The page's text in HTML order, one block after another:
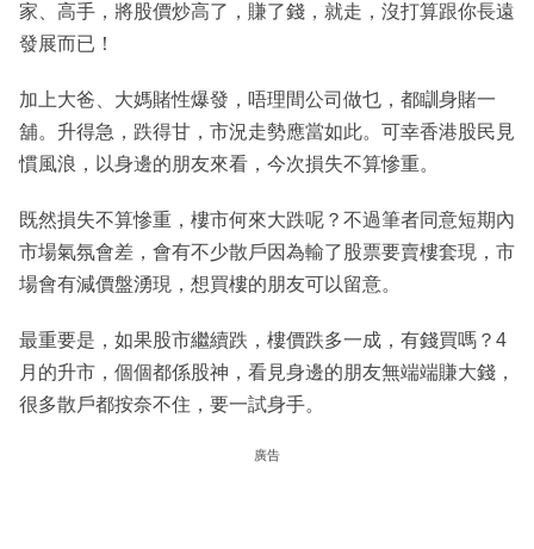
家、高手，將股價炒高了，賺了錢，就走，沒打算跟你長遠
發展而已！
加上大爸、大媽賭性爆發，唔理間公司做乜，都瞓身賭一
舖。升得急，跌得甘，市況走勢應當如此。可幸香港股民見
慣風浪，以身邊的朋友來看，今次損失不算慘重。
既然損失不算慘重，樓市何來大跌呢？不過筆者同意短期內
市場氣氛會差，會有不少散戶因為輸了股票要賣樓套現，市
場會有減價盤湧現，想買樓的朋友可以留意。
最重要是，如果股市繼續跌，樓價跌多一成，有錢買嗎？4
月的升市，個個都係股神，看見身邊的朋友無端端賺大錢，
很多散戶都按奈不住，要一試身手。
廣告